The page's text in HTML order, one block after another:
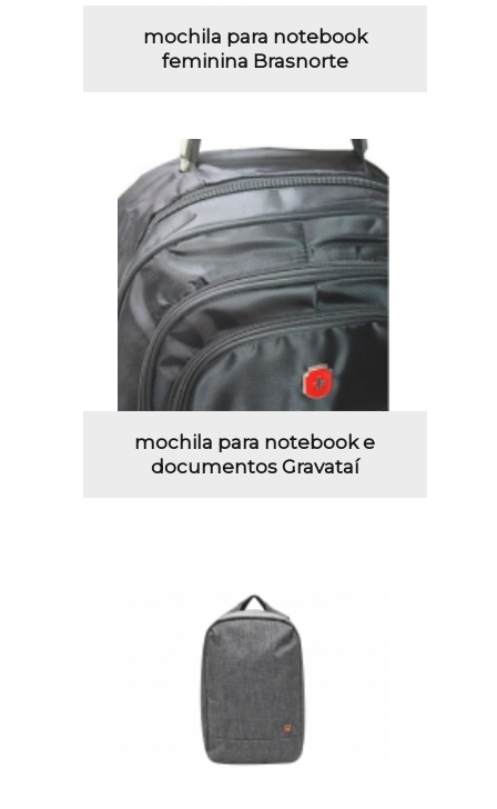
mochila para notebook
feminina Brasnorte
mochila para notebook e
documentos Gravataí